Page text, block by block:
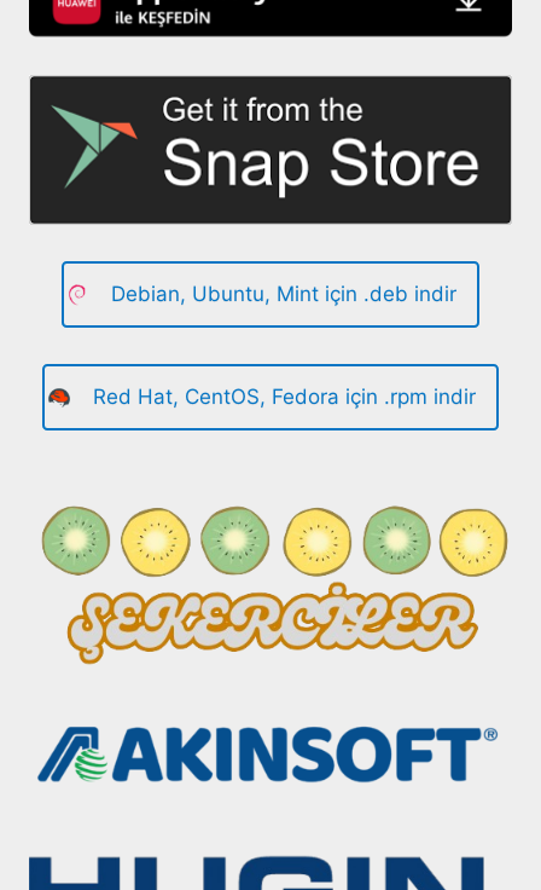
Debian, Ubuntu, Mint için .deb indir
Red Hat, CentOS, Fedora için .rpm indir